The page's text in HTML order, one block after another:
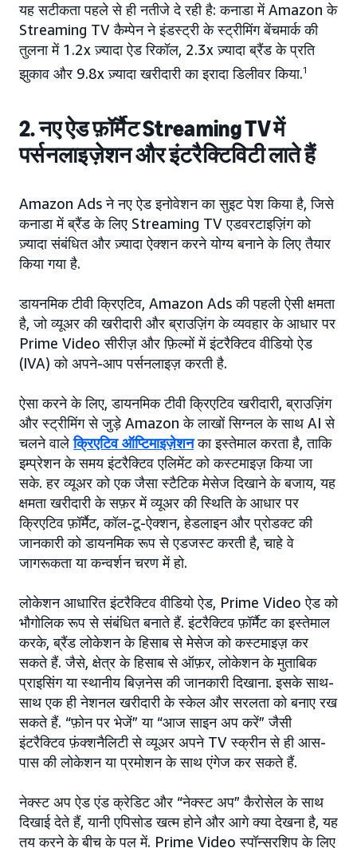
यह सटीकता पहले से ही नतीजे दे रही है: कनाडा में Amazon के
Streaming TV कैम्पेन ने इंडस्ट्री के स्ट्रीमिंग बेंचमार्क की
तुलना में 1.2x ज़्यादा ऐड रिकॉल, 2.3x ज़्यादा ब्रैंड के प्रति
झुकाव और 9.8x ज़्यादा खरीदारी का इरादा डिलीवर किया.1
2. नए ऐड फ़ॉर्मैट Streaming TV में
पर्सनलाइज़ेशन और इंटरैक्टिविटी लाते हैं
Amazon Ads ने नए ऐड इनोवेशन का सुइट पेश किया है, जिसे
कनाडा में ब्रैंड के लिए Streaming TV एडवरटाइज़िंग को
ज़्यादा संबंधित और ज़्यादा ऐक्शन करने योग्य बनाने के लिए तैयार
किया गया है.
डायनमिक टीवी क्रिएटिव, Amazon Ads की पहली ऐसी क्षमता
है, जो व्यूअर की खरीदारी और ब्राउज़िंग के व्यवहार के आधार पर
Prime Video सीरीज़ और फ़िल्मों में इंटरैक्टिव वीडियो ऐड
(IVA) को अपने-आप पर्सनलाइज़ करती है.
ऐसा करने के लिए, डायनमिक टीवी क्रिएटिव खरीदारी, ब्राउज़िंग
और स्ट्रीमिंग से जुड़े Amazon के लाखों सिग्नल के साथ AI से
चलने वालेक्रिएटिव ऑप्टिमाइज़ेशनका इस्तेमाल करता है, ताकि
इम्प्रेशन के समय इंटरैक्टिव एलिमेंट को कस्टमाइज़ किया जा
सके. हर व्यूअर को एक जैसा स्टैटिक मेसेज दिखाने के बजाय, यह
क्षमता खरीदारी के सफ़र में व्यूअर की स्थिति के आधार पर
क्रिएटिव फ़ॉर्मैट, कॉल-टू-ऐक्शन, हेडलाइन और प्रोडक्ट की
जानकारी को डायनमिक रूप से एडजस्ट करती है, चाहे वे
जागरूकता या कन्वर्शन चरण में हो.
लोकेशन आधारित इंटरैक्टिव वीडियो ऐड, Prime Video ऐड को
भौगोलिक रूप से संबंधित बनाते हैं. इंटरैक्टिव फ़ॉर्मैट का इस्तेमाल
करके, ब्रैंड लोकेशन के हिसाब से मेसेज को कस्टमाइज़ कर
सकते हैं. जैसे, क्षेत्र के हिसाब से ऑफ़र, लोकेशन के मुताबिक
प्राइसिंग या स्थानीय बिज़नेस की जानकारी दिखाना. इसके साथ-
साथ एक ही नेशनल खरीदारी के स्केल और सरलता को बनाए रख
सकते हैं. “फ़ोन पर भेजें” या “आज साइन अप करें” जैसी
इंटरैक्टिव फ़ंक्शनैलिटी से व्यूअर अपने TV स्क्रीन से ही आस-
पास की लोकेशन या प्रमोशन के साथ एंगेज कर सकते हैं.
नेक्स्ट अप ऐड एंड क्रेडिट और “नेक्स्ट अप” कैरोसेल के साथ
दिखाई देते हैं, यानी एपिसोड खत्म होने और आगे क्या देखना है, यह
तय करने के बीच के पल में. Prime Video स्पॉन्सरशिप के लिए